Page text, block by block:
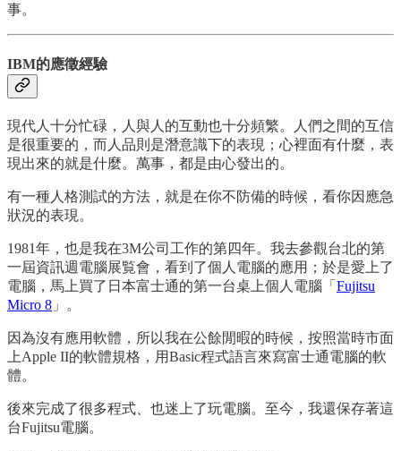
事。
IBM的應徵經驗
現代人十分忙碌，人與人的互動也十分頻繁。人們之間的互信
是很重要的，而人品則是潛意識下的表現；心裡面有什麼，表
現出來的就是什麼。萬事，都是由心發出的。
有一種人格測試的方法，就是在你不防備的時候，看你因應急
狀況的表現。
1981年，也是我在3M公司工作的第四年。我去參觀台北的第
一屆資訊週電腦展覧會，看到了個人電腦的應用；於是愛上了
電腦，馬上買了日本富士通的第一台桌上個人電腦「 Fujitsu
Micro 8 」。
因為沒有應用軟體，所以我在公餘閒暇的時候，按照當時市面
上Apple II的軟體規格，用Basic程式語言來寫富士通電腦的軟
體。
後來完成了很多程式、也迷上了玩電腦。至今，我還保存著這
台Fujitsu電腦。